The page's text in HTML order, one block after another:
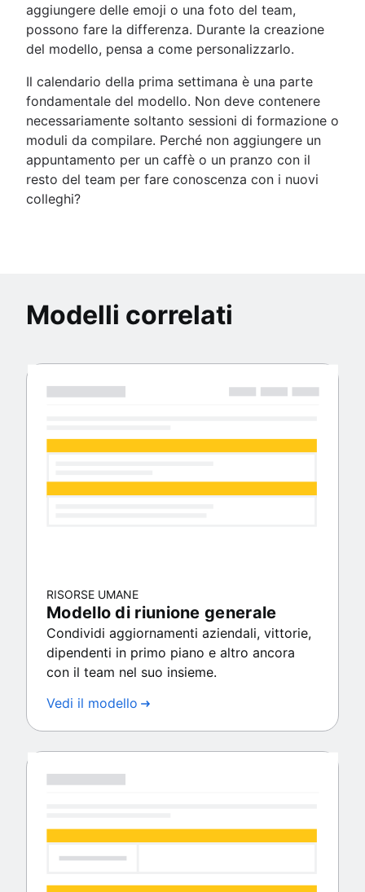
aggiungere delle emoji o una foto del team,
possono fare la differenza. Durante la creazione
del modello, pensa a come personalizzarlo.
Il calendario della prima settimana è una parte
fondamentale del modello. Non deve contenere
necessariamente soltanto sessioni di formazione o
moduli da compilare. Perché non aggiungere un
appuntamento per un caffè o un pranzo con il
resto del team per fare conoscenza con i nuovi
colleghi?
Modelli correlati
RISORSE UMANE
Modello di riunione generale
Condividi aggiornamenti aziendali, vittorie,
dipendenti in primo piano e altro ancora
con il team nel suo insieme.
Vedi il modello